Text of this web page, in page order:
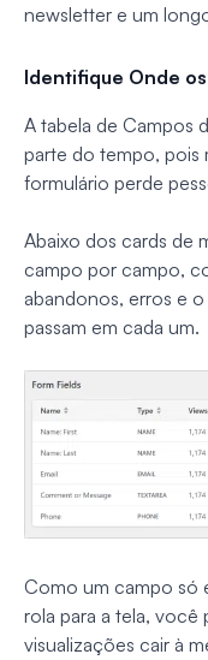
newsletter e um
Identifique Onde
A tabela de Campos
parte do tempo, pois
formulário perde
Abaixo dos cards de
campo por campo,
abandonos, erros e
passam em cada um.
Como um campo só
rola para a tela,
visualizações cair à